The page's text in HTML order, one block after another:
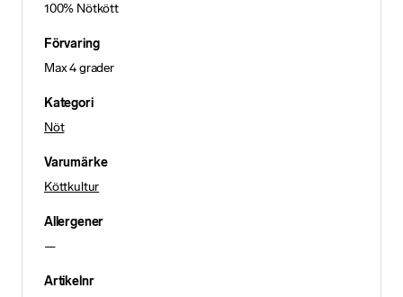
100% Nötkött
Förvaring
Max 4 grader
Kategori
Nöt
Varumärke
Köttkultur
Allergener
—
Artikelnr